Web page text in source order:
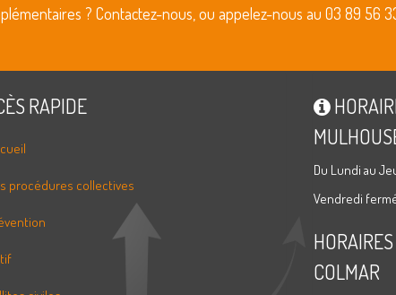
? Contactez-nous, ou appelez-nous au 03 89 56
RAPIDE
procédures collectives
Du Lundi au
Vendredi
COLMAR